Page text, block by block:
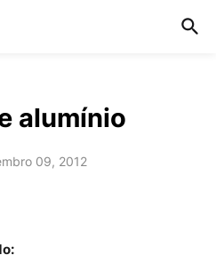
alumínio
09, 2012